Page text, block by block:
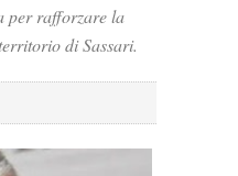
per rafforzare la
di Sassari.